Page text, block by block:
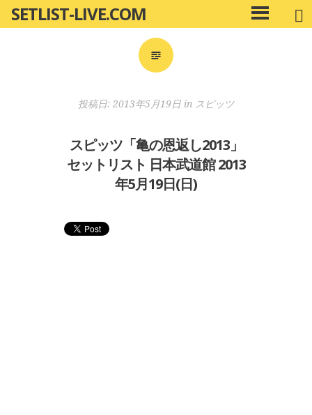
ン
SETLIST-LIVE.COM
メ
イ
投稿日: 2013年5月19日 in スピッツ
スピッツ「亀の恩返し2013」
セットリスト 日本武道館 2013
年5月19日(日)